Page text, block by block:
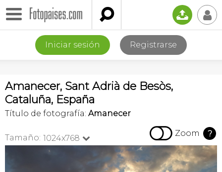
 📤 👤
Iniciar sesión Registrarse
Amanecer, Sant Adrià de Besòs,
Cataluña, España
Título de fotografía: Amanecer
Tamaño: 1024x768   Zoom ?